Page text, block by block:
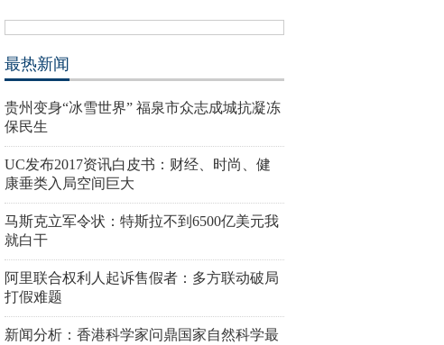
最热新闻
贵州变身“冰雪世界” 福泉市众志成城抗凝冻
保民生
UC发布2017资讯白皮书：财经、时尚、健
康垂类入局空间巨大
马斯克立军令状：特斯拉不到6500亿美元我
就白干
阿里联合权利人起诉售假者：多方联动破局
打假难题
新闻分析：香港科学家问鼎国家自然科学最